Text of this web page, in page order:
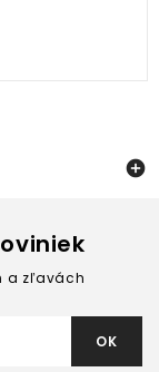

a zľavách